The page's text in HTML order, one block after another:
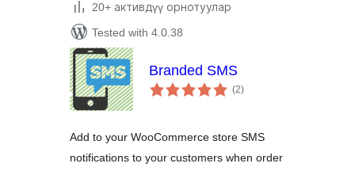
20+ активдүү орнотуулар
Tested with 4.0.38
Branded SMS
(2total
ratings
)
Add to your WooCommerce store SMS
notifications to your customers when order